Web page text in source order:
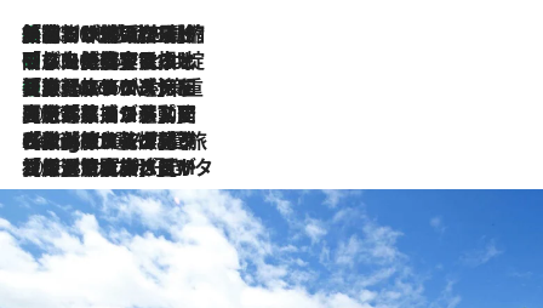
2026.8.6
「荷物が増えるほど旅ストレスは増す」美容ジャーナリストがたどり着いた最終結論。“化粧品を劇的に減らす”感動の凝縮美容とは
2026.8.6
「旅先には金髪ウィッグを持参」日本と同じメイクでは損してる!? 美容ジャーナリストが提案する“掟破りの旅美容”とは
2026.8.6
【厳選旅コスメ】「身軽さ＆UV対策重視！」ヘアアーティストshucoが選んだ夏旅ベストコスメを発表【Mサイズジップ】
2026.8.5
【厳選旅コスメ】国内をあちこち移動する河井菜摘が選んだ夏旅ベストコスメ発表！「リラックスアイテムはマスト」【Mサイズジップ】
2026.8.4
【厳選旅コスメ】「紫外線＆乾燥対策しながらメイク感も！」ヘア＆メイクGeorgeが選んだ夏旅ベストコスメを発表！【Mサイズジップ】
2026.8.3
【厳選旅コスメ】「保湿もタイパ重視！」“サウナ好き”タレント清水みさとが愛用する夏旅ベストコスメを発表！【Mサイズジップ】